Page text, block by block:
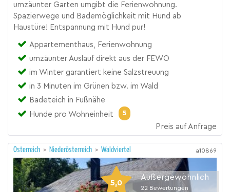
umzäunter Garten umgibt die Ferienwohnung.
Spazierwege und Bademöglichkeit mit Hund ab
Haustüre! Entspannung mit Hund pur!
Appartementhaus, Ferienwohnung
umzäunter Auslauf direkt aus der FEWO
im Winter garantiert keine Salzstreuung
in 3 Minuten im Grünen bzw. im Wald
Badeteich in Fußnähe
Hunde pro Wohneinheit
5
Preis auf Anfrage
Österreich > Niederösterreich > Waldviertel a10869
5,0
Außergewöhnlich
22 Bewertungen